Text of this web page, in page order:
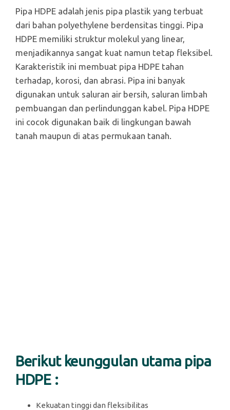
Pipa HDPE adalah jenis pipa plastik yang terbuat
dari bahan polyethylene berdensitas tinggi. Pipa
HDPE memiliki struktur molekul yang linear,
menjadikannya sangat kuat namun tetap fleksibel.
Karakteristik ini membuat pipa HDPE tahan
terhadap, korosi, dan abrasi. Pipa ini banyak
digunakan untuk saluran air bersih, saluran limbah
pembuangan dan perlindunggan kabel. Pipa HDPE
ini cocok digunakan baik di lingkungan bawah
tanah maupun di atas permukaan tanah.
Berikut keunggulan utama pipa
HDPE :
Kekuatan tinggi dan fleksibilitas